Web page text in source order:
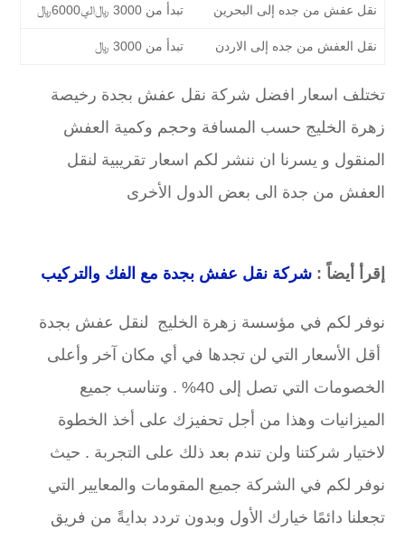
نقل عفش من جده إلى البحرين تبدأ من 3000 ﷼الي6000﷼
نقل العفش من جده إلى الاردن تبدأ من 3000 ﷼
تختلف اسعار افضل شركة نقل عفش بجدة رخيصة
زهرة الخليج حسب المسافة وحجم وكمية العفش
المنقول و يسرنا ان ننشر لكم اسعار تقريبية لنقل
العفش من جدة الى بعض الدول الأخرى
إقرأ أيضاً : شركة نقل عفش بجدة مع الفك والتركيب
نوفر لكم في مؤسسة زهرة الخليج لنقل عفش بجدة
أقل الأسعار التي لن تجدها في أي مكان آخر وأعلى
الخصومات التي تصل إلى 40% . وتناسب جميع
الميزانيات وهذا من أجل تحفيزك على أخذ الخطوة
لاختيار شركتنا ولن تندم بعد ذلك على التجربة . حيث
نوفر لكم في الشركة جميع المقومات والمعايير التي
تجعلنا دائمًا خيارك الأول وبدون تردد بدايةً من فريق